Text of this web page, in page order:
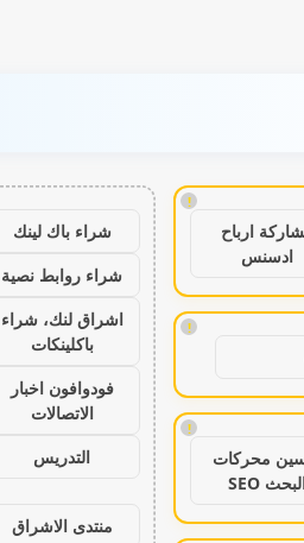
!
ارباح
ادسنس
!
!
محركات
البحث SEO
شراء باك لينك
شراء روابط نصية
اشراق لنك، شراء
باكلينكات
فودوافون اخبار
الاتصالات
التدريس
منتدى الاشراق